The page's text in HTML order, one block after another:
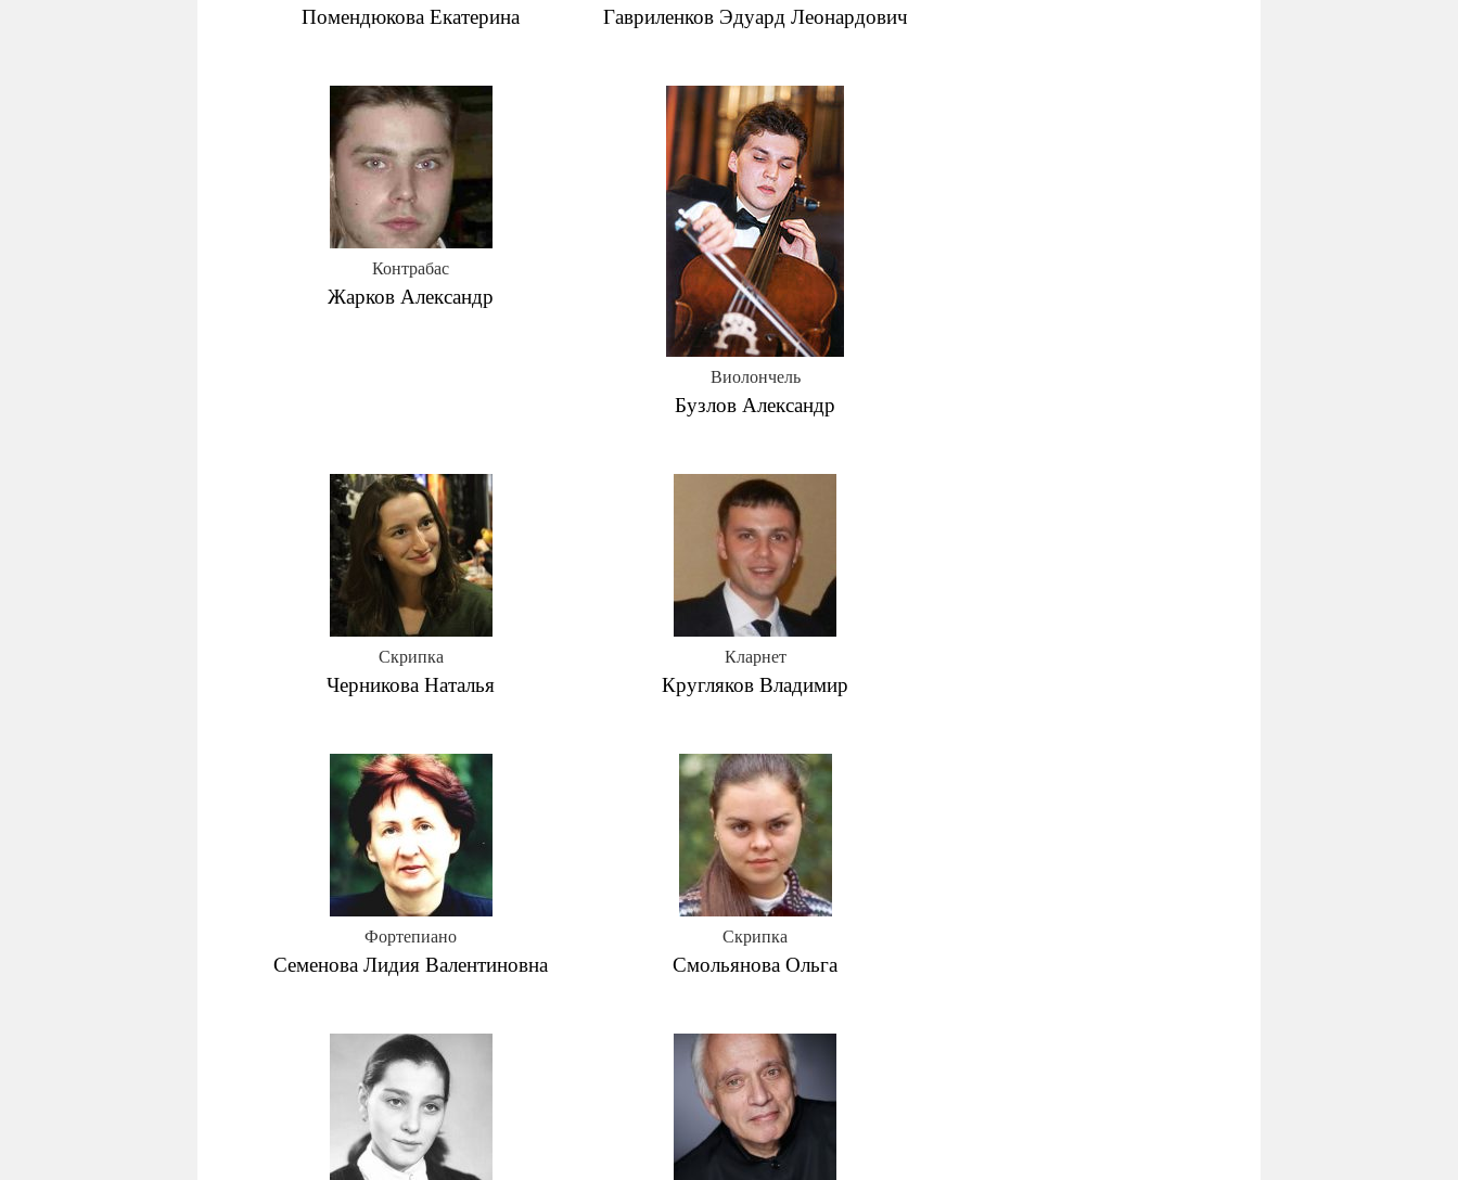
Помендюкова Екатерина Гавриленков Эдуард Леонардович
Контрабас
Жарков Александр
Виолончель
Бузлов Александр
Скрипка
Черникова Наталья
Кларнет
Кругляков Владимир
Фортепиано
Семенова Лидия Валентиновна
Скрипка
Смольянова Ольга